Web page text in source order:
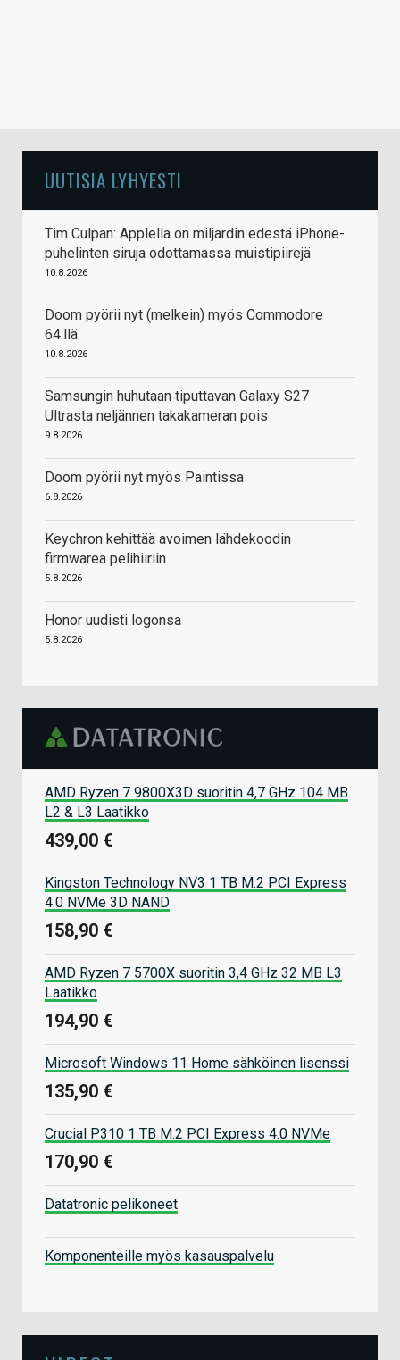
UUTISIA LYHYESTI
Tim Culpan: Applella on miljardin edestä iPhone-
puhelinten siruja odottamassa muistipiirejä
10.8.2026
Doom pyörii nyt (melkein) myös Commodore
64:llä
10.8.2026
Samsungin huhutaan tiputtavan Galaxy S27
Ultrasta neljännen takakameran pois
9.8.2026
Doom pyörii nyt myös Paintissa
6.8.2026
Keychron kehittää avoimen lähdekoodin
firmwarea pelihiiriin
5.8.2026
Honor uudisti logonsa
5.8.2026
AMD Ryzen 7 9800X3D suoritin 4,7 GHz 104 MB
L2 & L3 Laatikko
439,00 €
Kingston Technology NV3 1 TB M.2 PCI Express
4.0 NVMe 3D NAND
158,90 €
AMD Ryzen 7 5700X suoritin 3,4 GHz 32 MB L3
Laatikko
194,90 €
Microsoft Windows 11 Home sähköinen lisenssi
135,90 €
Crucial P310 1 TB M.2 PCI Express 4.0 NVMe
170,90 €
Datatronic pelikoneet
Komponenteille myös kasauspalvelu